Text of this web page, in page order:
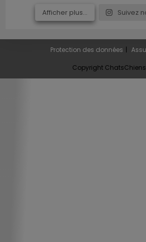
Afficher plus... Suivez
Protection des données
Copyright